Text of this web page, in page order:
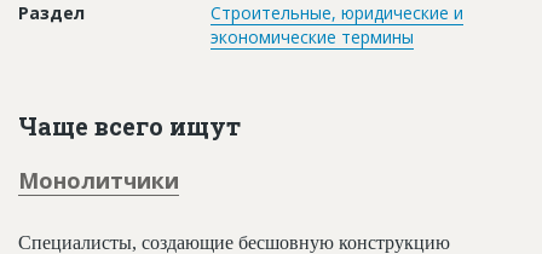
Контакты
Личный кабинет
Раздел
Строительные, юридические и
экономические термины
Чаще всего ищут
Монолитчики
Специалисты, создающие бесшовную конструкцию